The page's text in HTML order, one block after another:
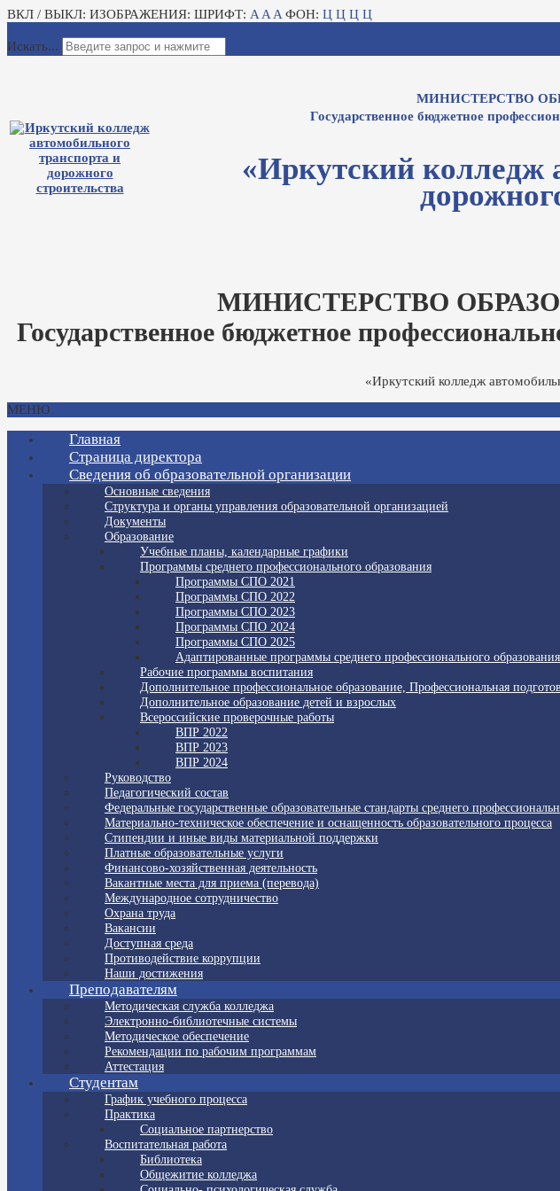
ВКЛ / ВЫКЛ: ИЗОБРАЖЕНИЯ: ШРИФТ: A A A ФОН: Ц Ц Ц Ц
Искать...
МИНИСТЕРСТВО
Государственное бюджетное
«Иркутский колледж
МИНИСТЕРСТВО
Государственное бюджетное
«Иркутский колледж
МЕНЮ
Главная
Страница директора
Сведения об образовательной организации
Основные сведения
Структура и органы управления образовательной организацией
Документы
Образование
Учебные планы, календарные графики
Программы среднего профессионального образования
Программы СПО 2021
Программы СПО 2022
Программы СПО 2023
Программы СПО 2024
Программы СПО 2025
Адаптированные программы среднего профессионального образования
Рабочие программы воспитания
Дополнительное профессиональное образование, Профессиональная
Дополнительное образование детей и взрослых
Всероссийские проверочные работы
ВПР 2022
ВПР 2023
ВПР 2024
Руководство
Педагогический состав
Федеральные государственные образовательные стандарты среднего
Материально-техническое обеспечение и оснащенность образовательного процесса
Стипендии и иные виды материальной поддержки
Платные образовательные услуги
Финансово-хозяйственная деятельность
Вакантные места для приема (перевода)
Международное сотрудничество
Охрана труда
Вакансии
Доступная среда
Противодействие коррупции
Наши достижения
Преподавателям
Методическая служба колледжа
Электронно-библиотечные системы
Методическое обеспечение
Рекомендации по рабочим программам
Аттестация
Студентам
График учебного процесса
Практика
Социальное партнерство
Воспитательная работа
Библиотека
Общежитие колледжа